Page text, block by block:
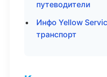
путеводители
Инфо Yellow
транспорт